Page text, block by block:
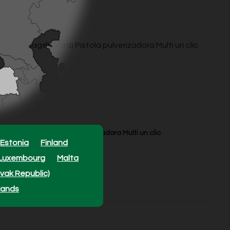
Estonia
Finland
Malta
Republic)
Pistola pulverizadora Multi un clic
10,29 EUR